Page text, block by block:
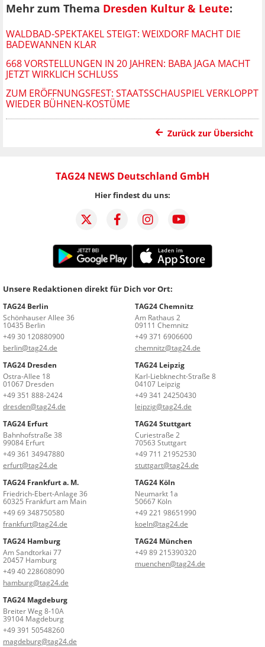
Mehr zum Thema Dresden Kultur & Leute:
WALDBAD-SPEKTAKEL STEIGT: WEIXDORF MACHT DIE
BADEWANNEN KLAR
668 VORSTELLUNGEN IN 20 JAHREN: BABA JAGA MACHT
JETZT WIRKLICH SCHLUSS
ZUM ERÖFFNUNGSFEST: STAATSSCHAUSPIEL VERKLOPPT
WIEDER BÜHNEN-KOSTÜME
Zurück zur Übersicht
TAG24 NEWS Deutschland GmbH
Hier findest du uns:
Unsere Redaktionen direkt für Dich vor Ort:
TAG24 Berlin
Schönhauser Allee 36
10435 Berlin
+49 30 120880900
berlin@tag24.de
TAG24 Chemnitz
Am Rathaus 2
09111 Chemnitz
+49 371 6906600
chemnitz@tag24.de
TAG24 Dresden
Ostra-Allee 18
01067 Dresden
+49 351 888-2424
dresden@tag24.de
TAG24 Leipzig
Karl-Liebknecht-Straße 8
04107 Leipzig
+49 341 24250430
leipzig@tag24.de
TAG24 Erfurt
Bahnhofstraße 38
99084 Erfurt
+49 361 34947880
erfurt@tag24.de
TAG24 Stuttgart
Curiestraße 2
70563 Stuttgart
+49 711 21952530
stuttgart@tag24.de
TAG24 Frankfurt a. M.
Friedrich-Ebert-Anlage 36
60325 Frankfurt am Main
+49 69 348750580
frankfurt@tag24.de
TAG24 Köln
Neumarkt 1a
50667 Köln
+49 221 98651990
koeln@tag24.de
TAG24 Hamburg
Am Sandtorkai 77
20457 Hamburg
+49 40 228608090
hamburg@tag24.de
TAG24 München
+49 89 215390320
muenchen@tag24.de
TAG24 Magdeburg
Breiter Weg 8-10A
39104 Magdeburg
+49 391 50548260
magdeburg@tag24.de